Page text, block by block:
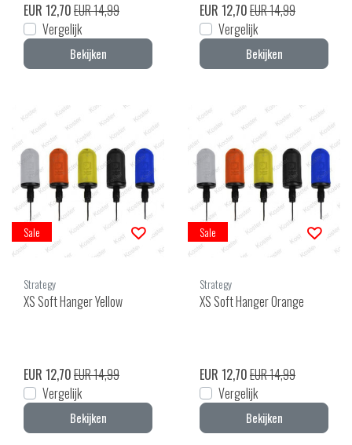
EUR 12,70EUR 14,99
Vergelijk
Bekijken
EUR 12,70EUR 14,99
Vergelijk
Bekijken
Sale
Strategy
XS Soft Hanger Yellow
EUR 12,70EUR 14,99
Vergelijk
Bekijken
Sale
Strategy
XS Soft Hanger Orange
EUR 12,70EUR 14,99
Vergelijk
Bekijken